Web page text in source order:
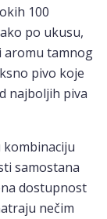
100
po ukusu,
aromu tamnog
pivo koje
najboljih piva
samostana
dostupnost
nečim